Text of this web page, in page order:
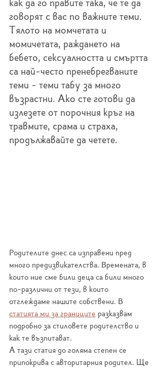
как да го правите така, че те да
говорят с вас по важните теми.
Тялото на момчетата и
момичетата, раждането на
бебето, сексуалността и смъртта
са най-често пренебрегваните
теми - теми табу за много
възрастни. Ако сте готови да
излезете от порочния кръг на
травмите, срама и страха,
продължавайте да четете.
Родителите днес са изправени пред
много предизвикателства. Времената, в
които ние сме били деца са били много
по-различни от тези, в които
отглеждаме нашите собствени. В
статията ми за границите разказвам
подробно за стиловете родителство и
как те възпитават.
А тази статия до голяма степен се
припокрива с авторитарния родител. Ще